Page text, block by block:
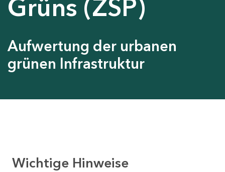
Grüns (ZSP)
Aufwertung der urbanen
grünen Infrastruktur
Wichtige Hinweise